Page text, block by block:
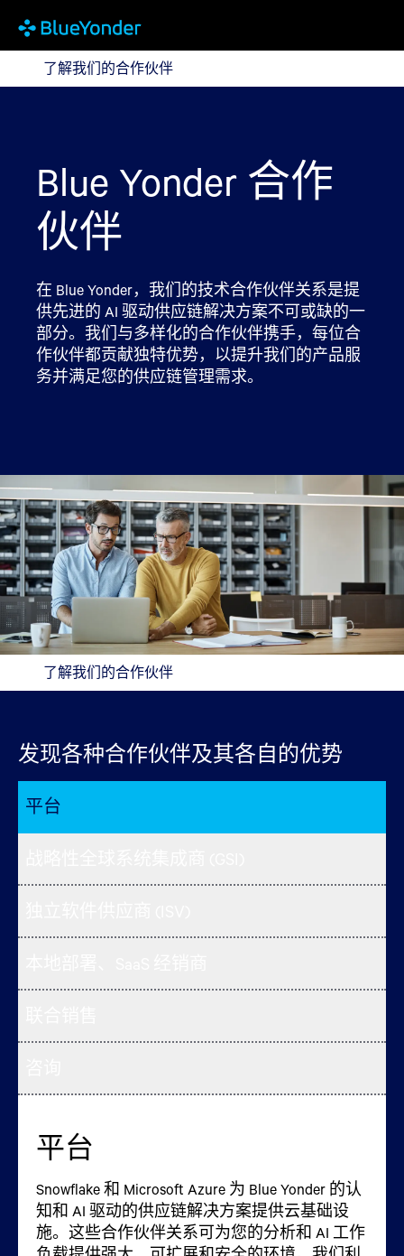
了解我们的合作伙伴
了解我们的合作伙伴
Blue Yonder 合作
伙伴
在 Blue Yonder，我们的技术合作伙伴关系是提
供先进的 AI 驱动供应链解决方案不可或缺的一
部分。我们与多样化的合作伙伴携手，每位合
作伙伴都贡献独特优势，以提升我们的产品服
务并满足您的供应链管理需求。
了解我们的合作伙伴
发现各种合作伙伴及其各自的优势
平台
平台
Snowflake和 Microsoft Azure 为 Blue Yonder 的认
知和 AI 驱动的供应链解决方案提供云基础设
施。这些合作伙伴关系可为您的分析和 AI 工作
战略性全球系统集成商
(GSI)
我们与Accenture、EY、Deloitte和PwC等全球
系统集成商的联盟，为实施 Blue Yonder 的 AI 驱
独立软件供应商 (ISV)
我们的生态系统包括独立软件供应商 (ISV)，他
们增强了 Blue Yonder AI 驱动供应链解决方案的
功能。与专业的独立软件供应商 (ISV) 合作，利
本地部署、SaaS 经销商
经销商合作伙伴让 Blue Yonder 的 AI 驱动供应链
解决方案更易获取。他们具备交付我们产品和
服务的能力，确保各类规模的企业都能受益于
联合销售
合作销售伙伴是与 Blue Yonder 携手合作的战略
盟友，旨在通过销售周期为您带来最大价值。
这些合作伙伴通过量身定制的解决方案，带来
咨询
我们的咨询合作伙伴专注于认知和 AI 技术，指
导您的供应链数字化转型。这些专家提供助力
您达成供应链目标的战略建议和解决方案。通